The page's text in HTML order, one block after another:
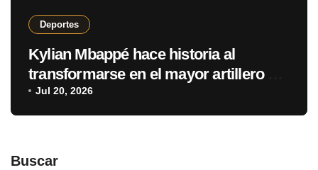
Deportes
Kylian Mbappé hace historia al
transformarse en el mayor artillero de
los mundiales
Jul 20, 2026
Buscar